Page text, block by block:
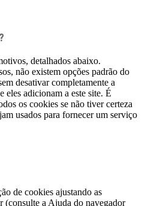
detalhados abaixo.
não existem opções padrão do
desativar completamente a
eles adicionam a este site. É
os cookies se não tiver certeza
usados ​​para fornecer um serviço
de cookies ajustando as
(consulte a Ajuda do navegador